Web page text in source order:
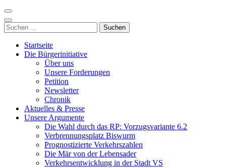
Zum
Inhalt
springen
(Enter
drücken)
Nordzubringer nein danke
Die BI NORDZUBRINGER NEIN DANKE ist ein loser
Zusammenschluss von Bürgerinnen und Bürgern der Stadt Villingen-
Schwenningen, der sich klar gegen den Bau des Nordzubringers,
dem Weiterbau der B523, positioniert.
Suchen
nach:
Startseite
Die Bürgerinitiative
Über uns
Unsere Forderungen
Petition
Newsletter
Chronik
Aktuelles & Presse
Unsere Argumente
Die Wahl durch das RP: Vorzugsvariante 6.2
Verbrennungsplatz Biswurm
Prognostizierte Verkehrszahlen
Die Mär von der Lebensader
Verkehrsentwicklung in der Stadt VS